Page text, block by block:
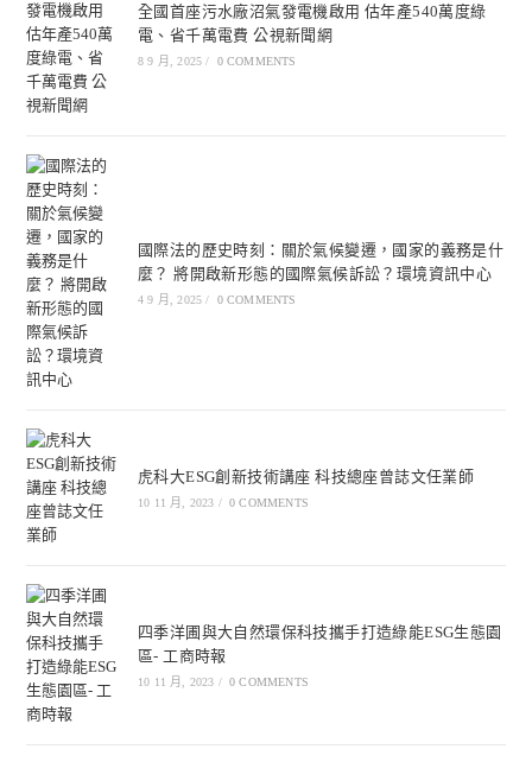
全國首座污水廠沼氣發電機啟用 估年產540萬度綠
電、省千萬電費 公視新聞網
8 9 月, 2025 / 0 COMMENTS
國際法的歷史時刻：關於氣候變遷，國家的義務是什
麼？ 將開啟新形態的國際氣候訴訟？環境資訊中心
4 9 月, 2025 / 0 COMMENTS
虎科大ESG創新技術講座 科技總座曾誌文任業師
10 11 月, 2023 / 0 COMMENTS
四季洋圃與大自然環保科技攜手打造綠能ESG生態園
區- 工商時報
10 11 月, 2023 / 0 COMMENTS